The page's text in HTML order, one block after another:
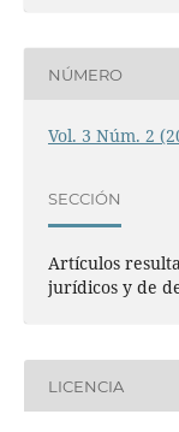
NÚMERO
Vol. 3 Núm. 2
SECCIÓN
Artículos
jurídicos y de
LICENCIA